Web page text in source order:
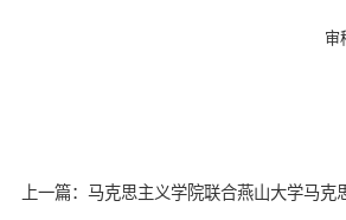
审
上一篇：马克思主义学院联合燕山大学马